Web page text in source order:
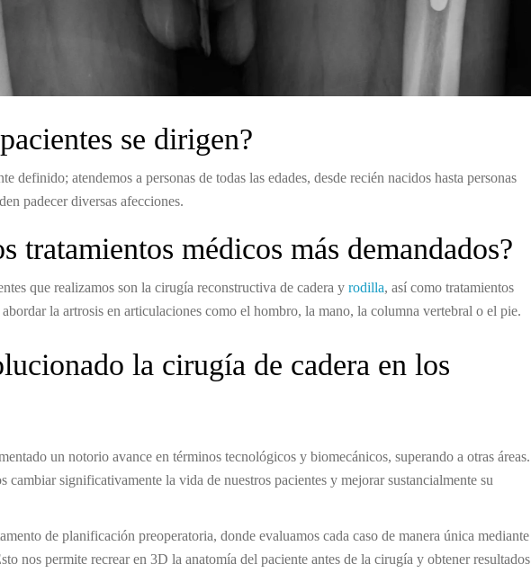
se dirigen?
definido; atendemos a personas de todas las edades, desde recién nacidos hasta personas
padecer diversas afecciones.
tratamientos médicos más demandados?
que realizamos son la cirugía reconstructiva de cadera y rodilla, así como tratamientos
la artrosis en articulaciones como el hombro, la mano, la columna vertebral o el pie.
la cirugía de cadera en los
un notorio avance en términos tecnológicos y biomecánicos, superando a otras áreas.
cambiar significativamente la vida de nuestros pacientes y mejorar sustancialmente su
de planificación preoperatoria, donde evaluamos cada caso de manera única mediante
nos permite recrear en 3D la anatomía del paciente antes de la cirugía y obtener resultados